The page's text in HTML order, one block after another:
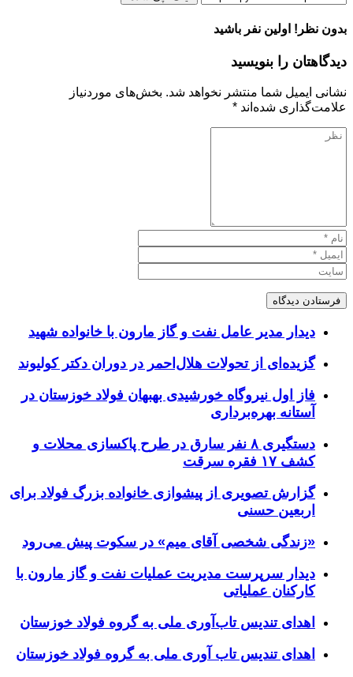
بدون نظر! اولین نفر باشید
دیدگاهتان را بنویسید
نشانی ایمیل شما منتشر نخواهد شد. بخش‌های موردنیاز
علامت‌گذاری شده‌اند *
دیدار مدیر عامل نفت و گاز مارون با خانواده شهید
گزیده‌ای از تحولات هلال‌احمر در دوران دکتر کولیوند
فاز اول نیروگاه خورشیدی بهبهان فولاد خوزستان در
آستانه بهره‌برداری
دستگیری ۸ نفر سارق در طرح پاکسازی محلات و
کشف ۱۷ فقره سرقت
گزارش تصویری از پیشوازی خانواده بزرگ فولاد برای
اربعین حسنی
«زندگی شخصی آقای میم» در سکوت پیش می‌رود
دیدار سرپرست مدیریت عملیات نفت و گاز مارون با
کارکنان عملیاتی
اهدای تندیس تاب‌آوری ملی به گروه فولاد خوزستان
اهدای تندیس تاب آوری ملی به گروه فولاد خوزستان